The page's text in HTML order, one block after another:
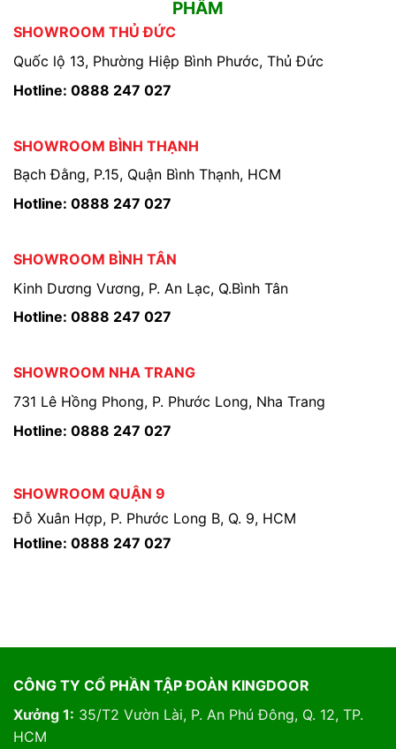
PHẨM
SHOWROOM THỦ ĐỨC
Quốc lộ 13, Phường Hiệp Bình Phước, Thủ Đức
Hotline: 0888 247 027
SHOWROOM BÌNH THẠNH
Bạch Đằng, P.15, Quận Bình Thạnh, HCM
Hotline: 0888 247 027
SHOWROOM BÌNH TÂN
Kinh Dương Vương, P. An Lạc, Q.Bình Tân
Hotline: 0888 247 027
SHOWROOM NHA TRANG
731 Lê Hồng Phong, P. Phước Long, Nha Trang
Hotline: 0888 247 027
SHOWROOM QUẬN 9
Đỗ Xuân Hợp, P. Phước Long B, Q. 9, HCM
Hotline: 0888 247 027
CÔNG TY CỔ PHẦN TẬP ĐOÀN KINGDOOR
Xưởng 1: 35/T2 Vườn Lài, P. An Phú Đông, Q. 12, TP.
HCM